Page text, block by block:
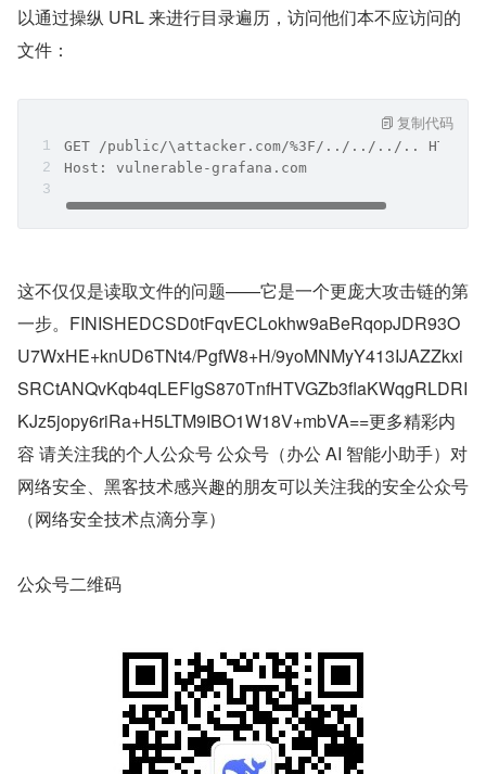
以通过操纵 URL 来进行目录遍历，访问他们本不应访问的
文件：
GET /public/\attacker.com/%3F/../../../.. HTTP/
Host: vulnerable-grafana.com
复制代码
这不仅仅是读取文件的问题——它是一个更庞大攻击链的第
一步。FINISHEDCSD0tFqvECLokhw9aBeRqopJDR93O
U7WxHE+knUD6TNt4/PgfW8+H/9yoMNMyY413IJAZZkxi
SRCtANQvKqb4qLEFIgS870TnfHTVGZb3flaKWqgRLDRI
KJz5jopy6riRa+H5LTM9IBO1W18V+mbVA==更多精彩内
容 请关注我的个人公众号 公众号（办公 AI 智能小助手）对
网络安全、黑客技术感兴趣的朋友可以关注我的安全公众号
（网络安全技术点滴分享）
公众号二维码